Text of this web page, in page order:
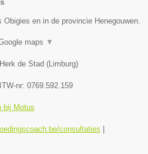
Obigies en in de provincie Henegouwen.
maps ▼
Herk de Stad (Limburg)
nr: 0769.592.159
bij Motus
consultaties